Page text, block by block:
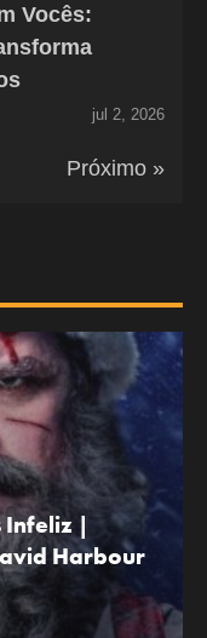
Vocês:
jul 2, 2026
Próximo »
Infeliz |
Harbour